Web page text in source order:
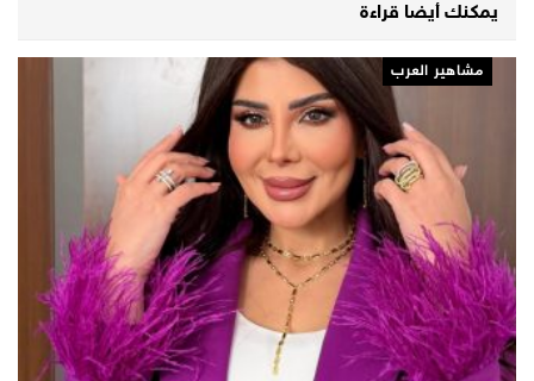
يمكنك أيضا قراءة
مشاهير العرب